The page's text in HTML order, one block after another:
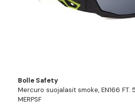
Bolle Safety
Mercuro suojalasit smoke, EN166 FT.
MERPSF